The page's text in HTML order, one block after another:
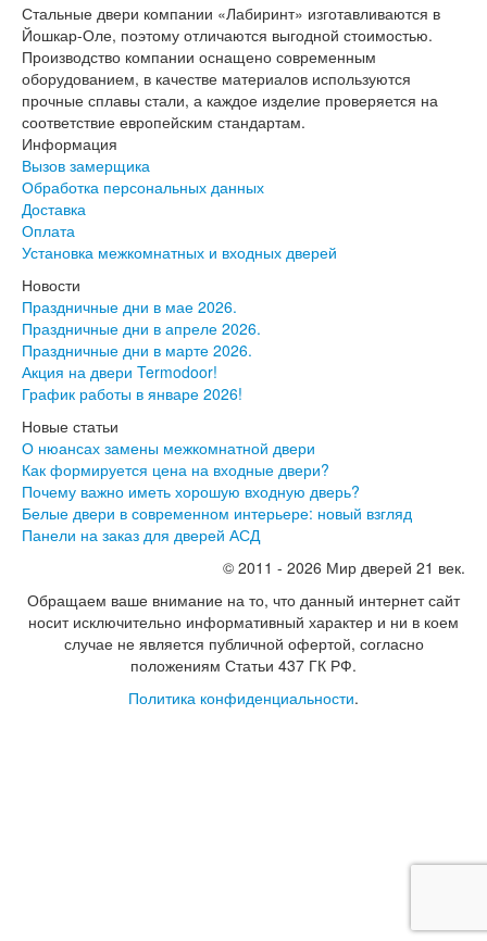
Двери Аргус
Тамбурные двери
Межкомнатные двери
Двери Альберо
Альянс
Вест
Геометрия
Графика
Лайн
Мегаполис ГЛ
Неоклассика Про
Скин
Тренд
Двери ВанМарк
Серия София
Эмаль
Серия Дебют
Серия Нео
Серия Симпл
Серия Синди
Серия Стефани
Серия Уно
Двери Верда
ПЭТ Верда
Коллекция дверей Альтекс
Стальные двери компании «Лабиринт» изготавливаются в
Йошкар-Оле, поэтому отличаются выгодной стоимостью.
Производство компании оснащено современным
оборудованием, в качестве материалов используются
прочные сплавы стали, а каждое изделие проверяется на
соответствие европейским стандартам.
Информация
Вызов замерщика
Обработка персональных данных
Доставка
Оплата
Установка межкомнатных и входных дверей
Новости
Праздничные дни в мае 2026.
Праздничные дни в апреле 2026.
Праздничные дни в марте 2026.
Акция на двери Termodoor!
График работы в январе 2026!
Новые статьи
О нюансах замены межкомнатной двери
Как формируется цена на входные двери?
Почему важно иметь хорошую входную дверь?
Белые двери в современном интерьере: новый взгляд
Панели на заказ для дверей АСД
© 2011 - 2026 Мир дверей 21 век.
Обращаем ваше внимание на то, что данный интернет сайт
носит исключительно информативный характер и ни в коем
случае не является публичной офертой, согласно
положениям Статьи 437 ГК РФ.
Политика конфиденциальности.